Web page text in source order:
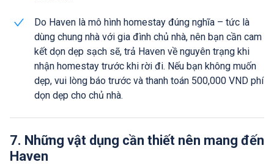
Do Haven là mô hình homestay đúng nghĩa – tức là
dùng chung nhà với gia đình chủ nhà, nên bạn cần cam
kết dọn dẹp sạch sẽ, trả Haven về nguyên trạng khi
nhận homestay trước khi rời đi. Nếu bạn không muốn
dẹp, vui lòng báo trước và thanh toán 500,000 VND phí
dọn dẹp cho chủ nhà.
7. Những vật dụng cần thiết nên mang đến
Haven